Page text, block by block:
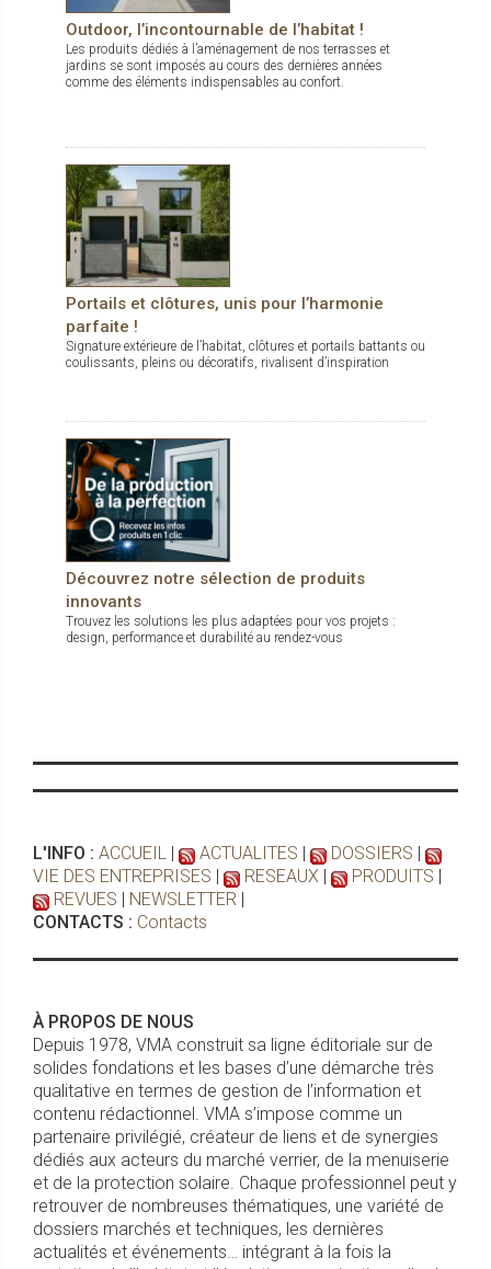
Outdoor, l’incontournable de l’habitat !
Les produits dédiés à l’aménagement de nos terrasses et
jardins se sont imposés au cours des dernières années
comme des éléments indispensables au confort.
Portails et clôtures, unis pour l’harmonie
parfaite !
Signature extérieure de l’habitat, clôtures et portails battants ou
coulissants, pleins ou décoratifs, rivalisent d’inspiration
Découvrez notre sélection de produits
innovants
Trouvez les solutions les plus adaptées pour vos projets :
design, performance et durabilité au rendez-vous
L'INFO : ACCUEIL | ACTUALITES | DOSSIERS |
VIE DES ENTREPRISES | RESEAUX | PRODUITS |
REVUES | NEWSLETTER |
CONTACTS : Contacts
À PROPOS DE NOUS
Depuis 1978, VMA construit sa ligne éditoriale sur de
solides fondations et les bases d’une démarche très
qualitative en termes de gestion de l’information et
contenu rédactionnel. VMA s’impose comme un
partenaire privilégié, créateur de liens et de synergies
dédiés aux acteurs du marché verrier, de la menuiserie
et de la protection solaire. Chaque professionnel peut y
retrouver de nombreuses thématiques, une variété de
dossiers marchés et techniques, les dernières
actualités et événements… intégrant à la fois la